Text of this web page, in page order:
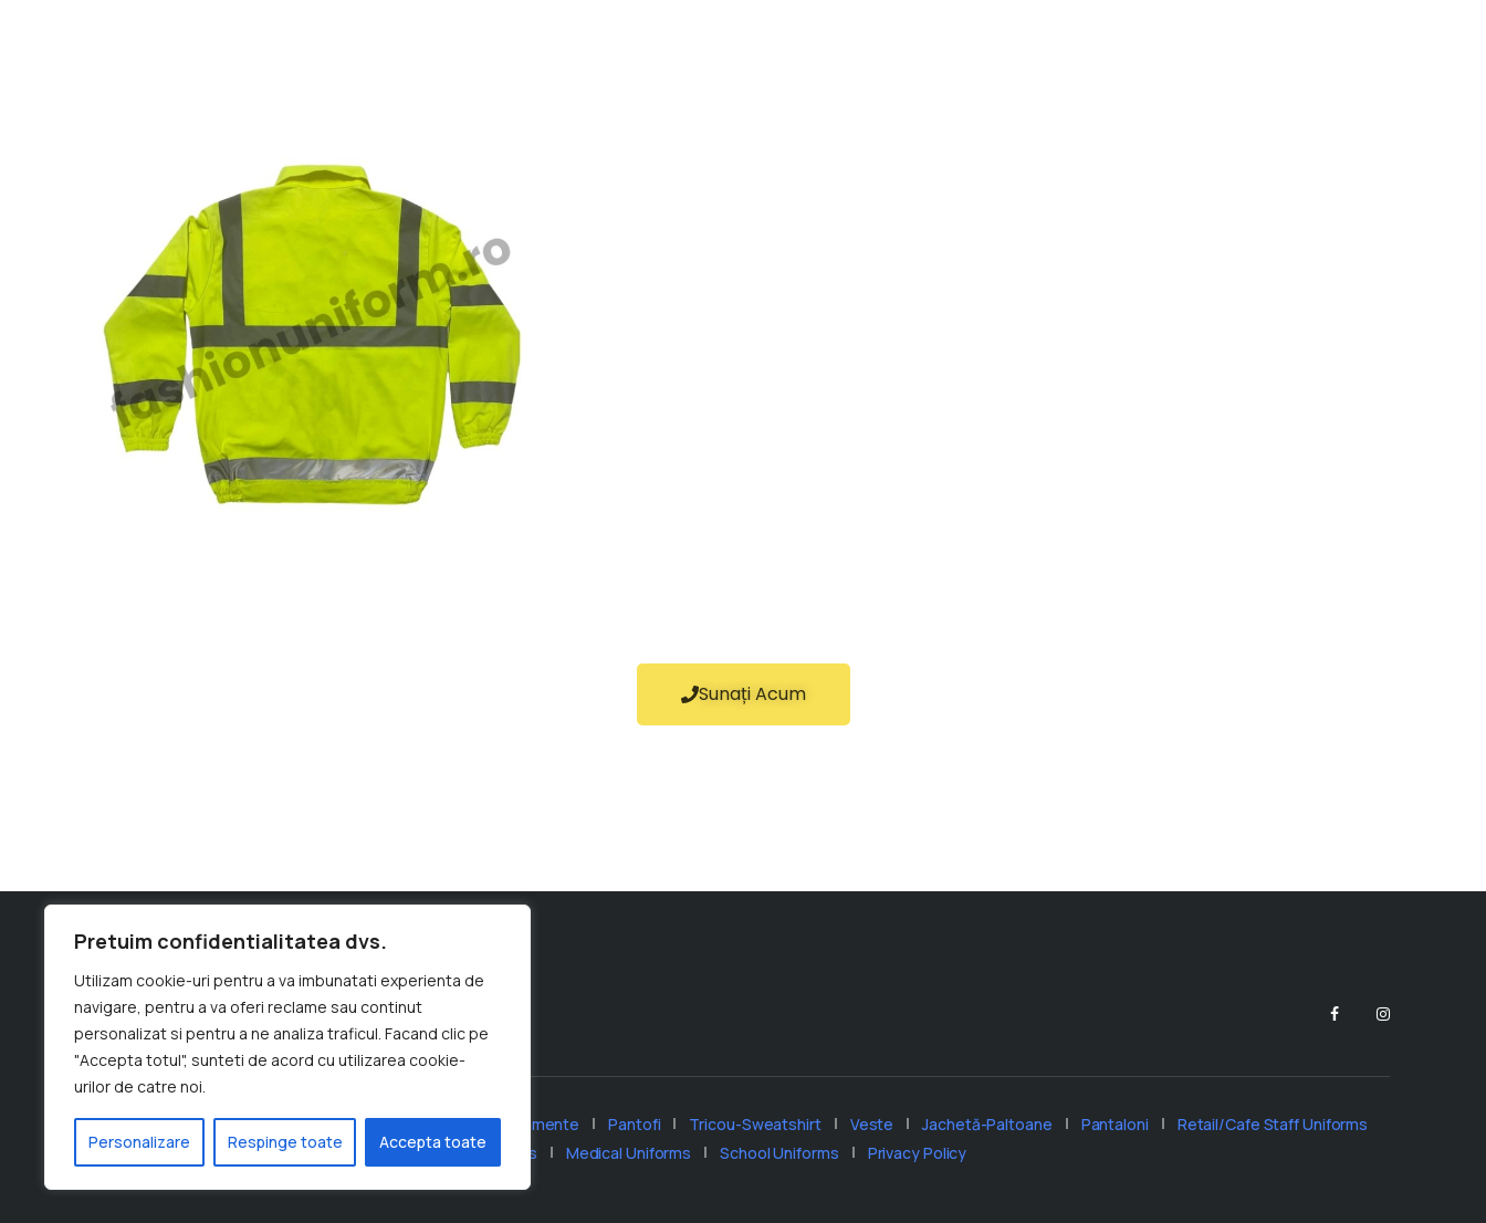
Pretuim confidentialitatea dvs.
Utilizam cookie-uri pentru a va imbunatati experienta de
navigare, pentru a va oferi reclame sau continut
personalizat si pentru a ne analiza traficul. Facand clic pe
"Accepta totul", sunteti de acord cu utilizarea cookie-
urilor de catre noi.
Personalizare Respinge toate Accepta toate
Sunați Acum
2024 . All Rights
Reserved
Home Despre Noi Contact Echipamente Pantofi Tricou-Sweatshirt Veste Jachetă-Paltoane Pantaloni
Retail/Cafe Staff Uniforms
Security Uniforms
Industrial Uniforms Medical Uniforms School Uniforms Privacy Policy